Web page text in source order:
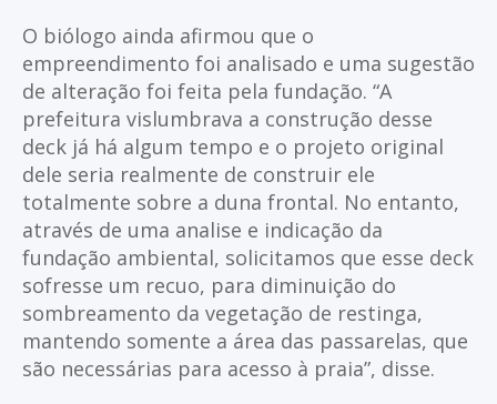
O biólogo ainda afirmou que o
empreendimento foi analisado e uma sugestão
de alteração foi feita pela fundação. “A
prefeitura vislumbrava a construção desse
deck já há algum tempo e o projeto original
dele seria realmente de construir ele
totalmente sobre a duna frontal. No entanto,
através de uma analise e indicação da
fundação ambiental, solicitamos que esse deck
sofresse um recuo, para diminuição do
sombreamento da vegetação de restinga,
mantendo somente a área das passarelas, que
são necessárias para acesso à praia”, disse.